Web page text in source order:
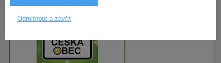
Odmítnout a zavřít